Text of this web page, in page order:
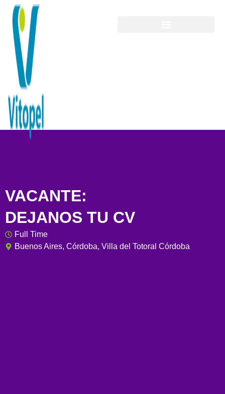
VACANTE:
DEJANOS TU CV
Full Time
Buenos Aires, Córdoba, Villa del Totoral Córdoba